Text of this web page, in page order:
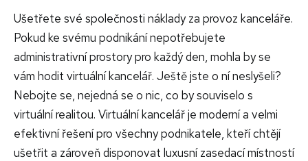
Ušetřete své společnosti náklady za provoz kanceláře.
Pokud ke svému podnikání nepotřebujete
administrativní prostory pro každý den, mohla by se
vám hodit virtuální kancelář. Ještě jste o ní neslyšeli?
Nebojte se, nejedná se o nic, co by souviselo s
virtuální realitou. Virtuální kancelář je moderní a velmi
efektivní řešení pro všechny podnikatele, kteří chtějí
ušetřit a zároveň disponovat luxusní zasedací místností